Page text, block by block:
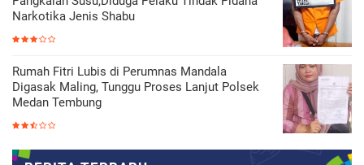
Narkotika Jenis Shabu
Rumah Fitri Lubis di Perumnas Mandala
Digasak Maling, Tunggu Proses Lanjut Polsek
Medan Tembung